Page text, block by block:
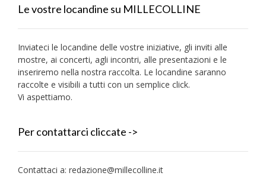
Le vostre locandine su MILLECOLLINE
Inviateci le locandine delle vostre iniziative, gli inviti alle
mostre, ai concerti, agli incontri, alle presentazioni e le
inseriremo nella nostra raccolta. Le locandine saranno
raccolte e visibili a tutti con un semplice click.
Vi aspettiamo.
Per contattarci cliccate ->
Contattaci a: redazione@millecolline.it